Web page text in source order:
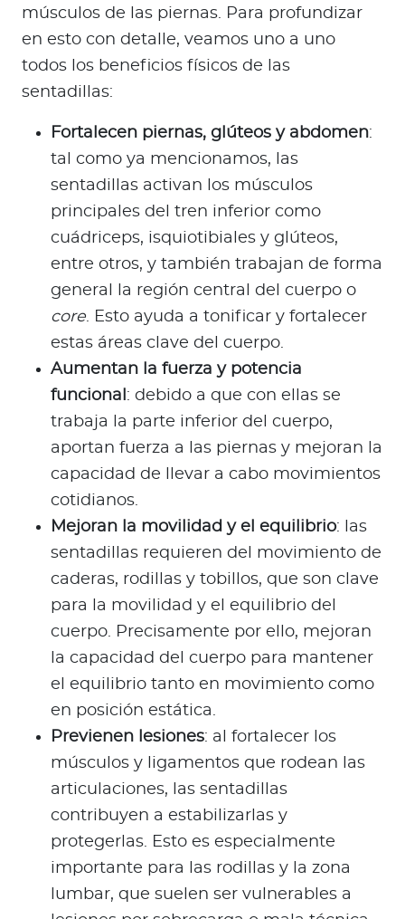
músculos de las piernas. Para profundizar
en esto con detalle, veamos uno a uno
todos los beneficios físicos de las
sentadillas:
Fortalecen piernas, glúteos y abdomen:
tal como ya mencionamos, las
sentadillas activan los músculos
principales del tren inferior como
cuádriceps, isquiotibiales y glúteos,
entre otros, y también trabajan de forma
general la región central del cuerpo o
core. Esto ayuda a tonificar y fortalecer
estas áreas clave del cuerpo.
Aumentan la fuerza y potencia
funcional : debido a que con ellas se
trabaja la parte inferior del cuerpo,
aportan fuerza a las piernas y mejoran la
capacidad de llevar a cabo movimientos
cotidianos.
Mejoran la movilidad y el equilibrio: las
sentadillas requieren del movimiento de
caderas, rodillas y tobillos, que son clave
para la movilidad y el equilibrio del
cuerpo. Precisamente por ello, mejoran
la capacidad del cuerpo para mantener
el equilibrio tanto en movimiento como
en posición estática.
Previenen lesiones: al fortalecer los
músculos y ligamentos que rodean las
articulaciones, las sentadillas
contribuyen a estabilizarlas y
protegerlas. Esto es especialmente
importante para las rodillas y la zona
lumbar, que suelen ser vulnerables a